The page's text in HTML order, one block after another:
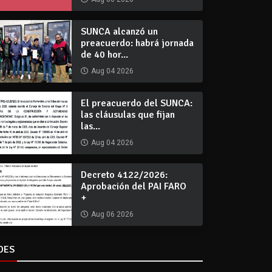
SUNCA alcanzó un
preacuerdo: habrá jornada
de 40 hor...
Aug 04 2026
El preacuerdo del SUNCA:
las cláusulas que fijan
las...
Aug 04 2026
Decreto 4122/2026:
Aprobación del PAI FARO
+
Aug 06 2026